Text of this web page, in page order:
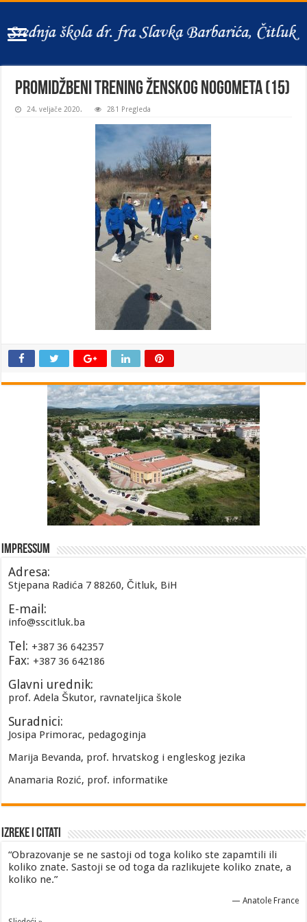
Promidžbeni trening ženskog nogometa (15)
24. veljače 2020. 281 Pregleda
Impressum
Adresa:
Stjepana Radića 7 88260, Čitluk, BiH
E-mail:
info@sscitluk.ba
Tel: +387 36 642357
Fax: +387 36 642186
Glavni urednik:
prof. Adela Škutor, ravnateljica škole
Suradnici:
Josipa Primorac, pedagoginja
Marija Bevanda, prof. hrvatskog i engleskog jezika
Anamaria Rozić, prof. informatike
Izreke i Citati
“Obrazovanje se ne sastoji od toga koliko ste zapamtili ili
koliko znate. Sastoji se od toga da razlikujete koliko znate, a
koliko ne.”
— Anatole France